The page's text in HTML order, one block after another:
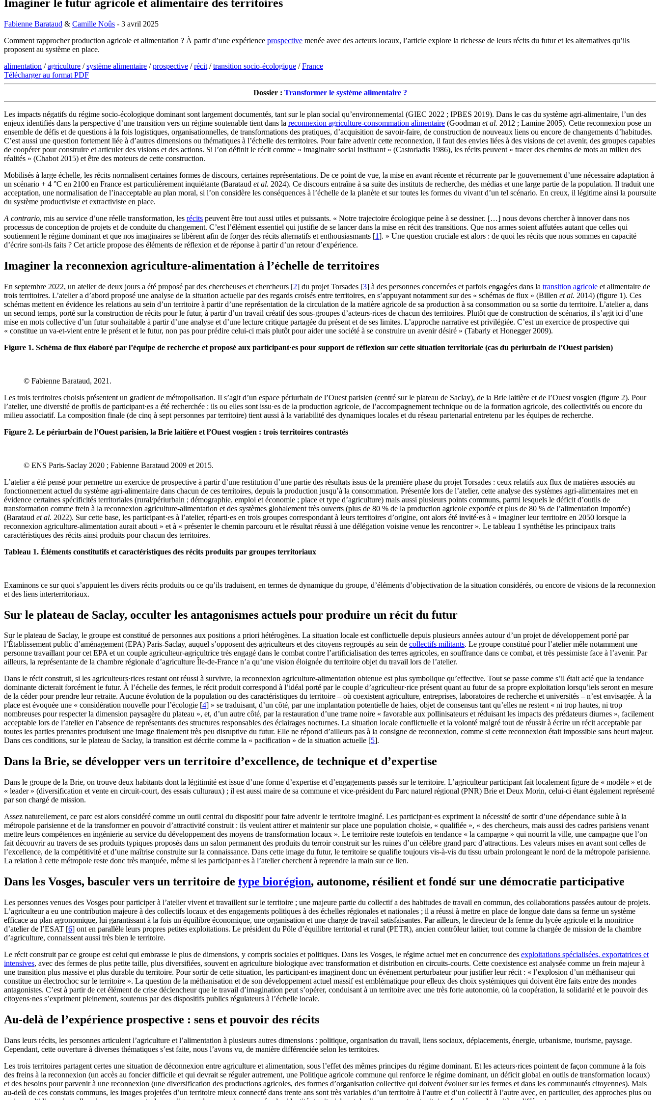
Imaginer le futur agricole et alimentaire des territoires
Fabienne Barataud & Camille Noûs - 3 avril 2025
Comment rapprocher production agricole et alimentation ? À partir d’une expérience prospective menée avec des acteurs locaux, l’article explore la richesse de leurs récits du futur et les alternatives qu’ils
proposent au système en place.
alimentation /agriculture /système alimentaire /prospective /récit /transition socio-écologique /France
Télécharger au format PDF
Dossier : Transformer le système alimentaire ?
Les impacts négatifs du régime socio-écologique dominant sont largement documentés, tant sur le plan social qu’environnemental (GIEC 2022 ; IPBES 2019). Dans le cas du système agri-alimentaire, l’un des
enjeux identifiés dans la perspective d’une transition vers un régime soutenable tient dans la reconnexion agriculture-consommation alimentaire (Goodman et al. 2012 ; Lamine 2005). Cette reconnexion pose un
ensemble de défis et de questions à la fois logistiques, organisationnelles, de transformations des pratiques, d’acquisition de savoir-faire, de construction de nouveaux liens ou encore de changements d’habitudes.
C’est aussi une question fortement liée à d’autres dimensions ou thématiques à l’échelle des territoires. Pour faire advenir cette reconnexion, il faut des envies liées à des visions de cet avenir, des groupes capables
de coopérer pour construire et articuler des visions et des actions. Si l’on définit le récit comme « imaginaire social instituant » (Castoriadis 1986), les récits peuvent « tracer des chemins de mots au milieu des
réalités » (Chabot 2015) et être des moteurs de cette construction.
Mobilisés à large échelle, les récits normalisent certaines formes de discours, certaines représentations. De ce point de vue, la mise en avant récente et récurrente par le gouvernement d’une nécessaire adaptation à
un scénario + 4 °C en 2100 en France est particulièrement inquiétante (Barataud et al. 2024). Ce discours entraîne à sa suite des instituts de recherche, des médias et une large partie de la population. Il traduit une
acceptation, une normalisation de l’inacceptable au plan moral, si l’on considère les conséquences à l’échelle de la planète et sur toutes les formes du vivant d’un tel scénario. En creux, il légitime ainsi la poursuite
du système productiviste et extractiviste en place.
A contrario, mis au service d’une réelle transformation, les récits peuvent être tout aussi utiles et puissants. « Notre trajectoire écologique peine à se dessiner. […] nous devons chercher à innover dans nos
processus de conception de projets et de conduite du changement. C’est l’élément essentiel qui justifie de se lancer dans la mise en récit des transitions. Que nos armes soient affutées autant que celles qui
soutiennent le régime dominant et que nos imaginaires se libèrent afin de forger des récits alternatifs et enthousiasmants [1]. » Une question cruciale est alors : de quoi les récits que nous sommes en capacité
d’écrire sont-ils faits ? Cet article propose des éléments de réflexion et de réponse à partir d’un retour d’expérience.
Imaginer la reconnexion agriculture-alimentation à l’échelle de territoires
En septembre 2022, un atelier de deux jours a été proposé par des chercheuses et chercheurs [2] du projet Torsades [3] à des personnes concernées et parfois engagées dans la transition agricole et alimentaire de
trois territoires. L’atelier a d’abord proposé une analyse de la situation actuelle par des regards croisés entre territoires, en s’appuyant notamment sur des « schémas de flux » (Billen et al. 2014) (figure 1). Ces
schémas mettent en évidence les relations au sein d’un territoire à partir d’une représentation de la circulation de la matière agricole de sa production à sa consommation ou sa sortie du territoire. L’atelier a, dans
un second temps, porté sur la construction de récits pour le futur, à partir d’un travail créatif des sous-groupes d’acteurs·rices de chacun des territoires. Plutôt que de construction de scénarios, il s’agit ici d’une
mise en mots collective d’un futur souhaitable à partir d’une analyse et d’une lecture critique partagée du présent et de ses limites. L’approche narrative est privilégiée. C’est un exercice de prospective qui
« constitue un va-et-vient entre le présent et le futur, non pas pour prédire celui-ci mais plutôt pour aider une société à se construire un avenir désiré » (Tabarly et Honegger 2009).
Figure 1. Schéma de flux élaboré par l’équipe de recherche et proposé aux participant·es pour support de réflexion sur cette situation territoriale (cas du périurbain de l’Ouest parisien)
© Fabienne Barataud, 2021.
Les trois territoires choisis présentent un gradient de métropolisation. Il s’agit d’un espace périurbain de l’Ouest parisien (centré sur le plateau de Saclay), de la Brie laitière et de l’Ouest vosgien (figure 2). Pour
l’atelier, une diversité de profils de participant·es a été recherchée : ils ou elles sont issu·es de la production agricole, de l’accompagnement technique ou de la formation agricole, des collectivités ou encore du
milieu associatif. La composition finale (de cinq à sept personnes par territoire) tient aussi à la variabilité des dynamiques locales et du réseau partenarial entretenu par les équipes de recherche.
Figure 2. Le périurbain de l’Ouest parisien, la Brie laitière et l’Ouest vosgien : trois territoires contrastés
© ENS Paris-Saclay 2020 ; Fabienne Barataud 2009 et 2015.
L’atelier a été pensé pour permettre un exercice de prospective à partir d’une restitution d’une partie des résultats issus de la première phase du projet Torsades : ceux relatifs aux flux de matières associés au
fonctionnement actuel du système agri-alimentaire dans chacun de ces territoires, depuis la production jusqu’à la consommation. Présentée lors de l’atelier, cette analyse des systèmes agri-alimentaires met en
évidence certaines spécificités territoriales (rural/périurbain ; démographie, emploi et économie ; place et type d’agriculture) mais aussi plusieurs points communs, parmi lesquels le déficit d’outils de
transformation comme frein à la reconnexion agriculture-alimentation et des systèmes globalement très ouverts (plus de 80 % de la production agricole exportée et plus de 80 % de l’alimentation importée)
(Barataud et al. 2022). Sur cette base, les participant·es à l’atelier, réparti·es en trois groupes correspondant à leurs territoires d’origine, ont alors été invité·es à « imaginer leur territoire en 2050 lorsque la
reconnexion agriculture-alimentation aurait abouti » et à « présenter le chemin parcouru et le résultat réussi à une délégation voisine venue les rencontrer ». Le tableau 1 synthétise les principaux traits
caractéristiques des récits ainsi produits pour chacun des territoires.
Tableau 1. Éléments constitutifs et caractéristiques des récits produits par groupes territoriaux
Examinons ce sur quoi s’appuient les divers récits produits ou ce qu’ils traduisent, en termes de dynamique du groupe, d’éléments d’objectivation de la situation considérés, ou encore de visions de la reconnexion
et des liens interterritoriaux.
Sur le plateau de Saclay, occulter les antagonismes actuels pour produire un récit du futur
Sur le plateau de Saclay, le groupe est constitué de personnes aux positions a priori hétérogènes. La situation locale est conflictuelle depuis plusieurs années autour d’un projet de développement porté par
l’Établissement public d’aménagement (EPA) Paris-Saclay, auquel s’opposent des agriculteurs et des citoyens regroupés au sein de collectifs militants. Le groupe constitué pour l’atelier mêle notamment une
personne travaillant pour cet EPA et un couple agriculteur-agricultrice très engagé dans le combat contre l’artificialisation des terres agricoles, en souffrance dans ce combat, et très pessimiste face à l’avenir. Par
ailleurs, la représentante de la chambre régionale d’agriculture Île-de-France n’a qu’une vision éloignée du territoire objet du travail lors de l’atelier.
Dans le récit construit, si les agriculteurs·rices restant ont réussi à survivre, la reconnexion agriculture-alimentation obtenue est plus symbolique qu’effective. Tout se passe comme s’il était acté que la tendance
dominante dicterait forcément le futur. À l’échelle des fermes, le récit produit correspond à l’idéal porté par le couple d’agriculteur·rice présent quant au futur de sa propre exploitation lorsqu’iels seront en mesure
de la céder pour prendre leur retraite. Aucune évolution de la population ou des caractéristiques du territoire – où coexistent agriculture, entreprises, laboratoires de recherche et universités – n’est envisagée. À la
place est évoquée une « considération nouvelle pour l’écologie [4] » se traduisant, d’un côté, par une implantation potentielle de haies, objet de consensus tant qu’elles ne restent « ni trop hautes, ni trop
nombreuses pour respecter la dimension paysagère du plateau », et, d’un autre côté, par la restauration d’une trame noire « favorable aux pollinisateurs et réduisant les impacts des prédateurs diurnes », facilement
acceptable lors de l’atelier en l’absence de représentants des structures responsables des éclairages nocturnes. La situation locale conflictuelle et la volonté malgré tout de réussir à écrire un récit acceptable par
toutes les parties prenantes produisent une image finalement très peu disruptive du futur. Elle ne répond d’ailleurs pas à la consigne de reconnexion, comme si cette reconnexion était impossible sans heurt majeur.
Dans ces conditions, sur le plateau de Saclay, la transition est décrite comme la « pacification » de la situation actuelle [5].
Dans la Brie, se développer vers un territoire d’excellence, de technique et d’expertise
Dans le groupe de la Brie, on trouve deux habitants dont la légitimité est issue d’une forme d’expertise et d’engagements passés sur le territoire. L’agriculteur participant fait localement figure de « modèle » et de
« leader » (diversification et vente en circuit-court, des essais culturaux) ; il est aussi maire de sa commune et vice-président du Parc naturel régional (PNR) Brie et Deux Morin, celui-ci étant également représenté
par son chargé de mission.
Assez naturellement, ce parc est alors considéré comme un outil central du dispositif pour faire advenir le territoire imaginé. Les participant·es expriment la nécessité de sortir d’une dépendance subie à la
métropole parisienne et de la transformer en pouvoir d’attractivité construit : ils veulent attirer et maintenir sur place une population choisie, « qualifiée », « des chercheurs, mais aussi des cadres parisiens venant
mettre leurs compétences en ingénierie au service du développement des moyens de transformation locaux ». Le territoire reste toutefois en tendance « la campagne » qui nourrit la ville, une campagne que l’on
fait découvrir au travers de ses produits typiques proposés dans un salon permanent des produits du terroir construit sur les ruines d’un célèbre grand parc d’attractions. Les valeurs mises en avant sont celles de
l’excellence, de la compétitivité et d’une maîtrise construite sur la connaissance. Dans cette image du futur, le territoire se qualifie toujours vis-à-vis du tissu urbain prolongeant le nord de la métropole parisienne.
La relation à cette métropole reste donc très marquée, même si les participant·es à l’atelier cherchent à reprendre la main sur ce lien.
Dans les Vosges, basculer vers un territoire de type biorégion, autonome, résilient et fondé sur une démocratie participative
Les personnes venues des Vosges pour participer à l’atelier vivent et travaillent sur le territoire ; une majeure partie du collectif a des habitudes de travail en commun, des collaborations passées autour de projets.
L’agriculteur a eu une contribution majeure à des collectifs locaux et des engagements politiques à des échelles régionales et nationales ; il a réussi à mettre en place de longue date dans sa ferme un système
efficace au plan agronomique, lui garantissant à la fois un équilibre économique, une organisation et une charge de travail satisfaisantes. Par ailleurs, le directeur de la ferme du lycée agricole et la monitrice
d’atelier de l’ESAT [6] ont en parallèle leurs propres petites exploitations. Le président du Pôle d’équilibre territorial et rural (PETR), ancien contrôleur laitier, tout comme la chargée de mission de la chambre
d’agriculture, connaissent aussi très bien le territoire.
Le récit construit par ce groupe est celui qui embrasse le plus de dimensions, y compris sociales et politiques. Dans les Vosges, le régime actuel met en concurrence des exploitations spécialisées, exportatrices et
intensives, avec des fermes de plus petite taille, plus diversifiées, souvent en agriculture biologique avec transformation et distribution en circuits-courts. Cette coexistence est analysée comme un frein majeur à
une transition plus massive et plus durable du territoire. Pour sortir de cette situation, les participant·es imaginent donc un événement perturbateur pour justifier leur récit : « l’explosion d’un méthaniseur qui
constitue un électrochoc sur le territoire ». La question de la méthanisation et de son développement actuel massif est emblématique pour elleux des choix systémiques qui doivent être faits entre des mondes
antagonistes. C’est à partir de cet élément de crise déclencheur que le travail d’imagination peut s’opérer, conduisant à un territoire avec une très forte autonomie, où la coopération, la solidarité et le pouvoir des
citoyens·nes s’expriment pleinement, soutenus par des dispositifs publics régulateurs à l’échelle locale.
Au-delà de l’expérience prospective : sens et pouvoir des récits
Dans leurs récits, les personnes articulent l’agriculture et l’alimentation à plusieurs autres dimensions : politique, organisation du travail, liens sociaux, déplacements, énergie, urbanisme, tourisme, paysage.
Cependant, cette ouverture à diverses thématiques s’est faite, nous l’avons vu, de manière différenciée selon les territoires.
Les trois territoires partagent certes une situation de déconnexion entre agriculture et alimentation, sous l’effet des mêmes principes du régime dominant. Et les acteurs·rices pointent de façon commune à la fois
des freins à la reconnexion (un accès au foncier difficile et qui devrait se réguler autrement, une Politique agricole commune qui renforce le régime dominant, un déficit global en outils de transformation locaux)
et des besoins pour parvenir à une reconnexion (une diversification des productions agricoles, des formes d’organisation collective qui doivent évoluer sur les fermes et dans les communautés citoyennes). Mais
au-delà de ces constats communs, les images projetées d’un territoire mieux connecté dans trente ans sont très variables d’un territoire à l’autre et d’un collectif à l’autre avec, en particulier, des approches plus ou